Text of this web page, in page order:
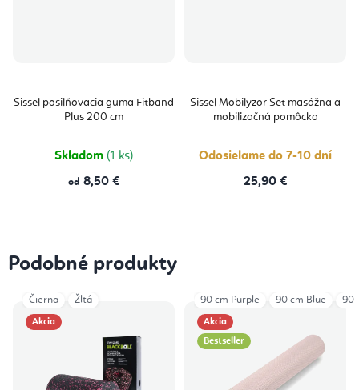
Sissel posilňovacia guma Fitband
Plus 200 cm
Skladom (1 ks)
od 8,50 €
Sissel Mobilyzor Set masážna a
mobilizačná pomôcka
Odosielame do 7-10 dní
25,90 €
Podobné produkty
Akcia
Čierna Žltá
Akcia
Bestseller
90 cm Purple 90 cm Blue 90